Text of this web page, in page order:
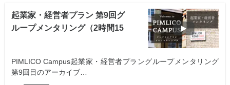
起業家・経営者プラン 第9回グ
ループメンタリング（2時間15
PIMLICO Campus起業家・経営者プラングループメンタリング
第9回目のアーカイブ…